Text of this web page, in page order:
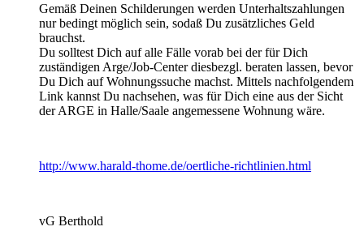
Gemäß Deinen Schilderungen werden Unterhaltszahlungen
nur bedingt möglich sein, sodaß Du zusätzliches Geld
brauchst.
Du solltest Dich auf alle Fälle vorab bei der für Dich
zuständigen Arge/Job-Center diesbezgl. beraten lassen, bevor
Du Dich auf Wohnungssuche machst. Mittels nachfolgendem
Link kannst Du nachsehen, was für Dich eine aus der Sicht
der ARGE in Halle/Saale angemessene Wohnung wäre.
http://www.harald-thome.de/oertliche-richtlinien.html
vG Berthold